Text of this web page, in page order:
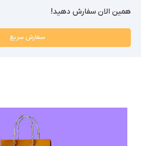
همین الان سفارش دهید!
سفارش سریع